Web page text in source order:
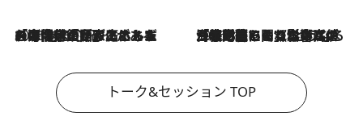
2026.8.3
「今後値上げがあるとすれば…」「リスクがあるのは今年の冬」エネルギー専門家が語る、ホルムズ海峡封鎖が家庭にもたらす“ある心配” 2026.8.3
「住宅建てられない…」「サーチャージ料の高値が続いている」ホルムズ海峡封鎖による影響はいつまで続く？《エネルギー専門家に聞く“どうなる日本の暮らし”》
トーク&セッション TOP